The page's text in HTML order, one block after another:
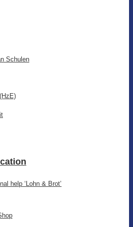
Schulen
help ‘Lohn & Brot’